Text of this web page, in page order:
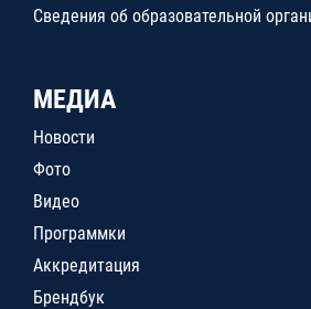
Сведения об образовательной
МЕДИА
Новости
Фото
Видео
Программки
Аккредитация
Брендбук